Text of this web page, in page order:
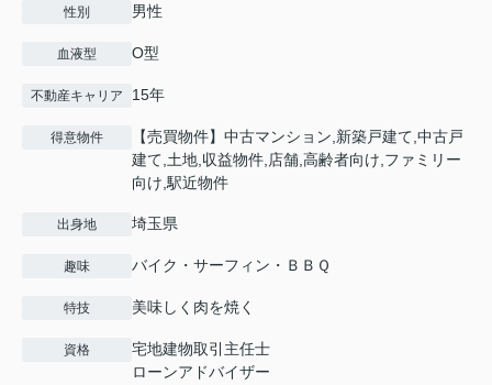
性別 男性
血液型 O型
不動産キャリア 15年
得意物件
【売買物件】中古マンション,新築戸建て,中古戸
建て,土地,収益物件,店舗,高齢者向け,ファミリー
向け,駅近物件
出身地 埼玉県
趣味 バイク・サーフィン・ＢＢＱ
特技 美味しく肉を焼く
資格
宅地建物取引主任士
ローンアドバイザー